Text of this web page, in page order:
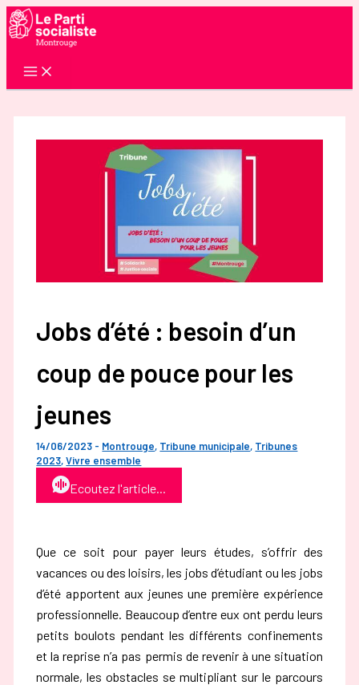
Aller
au
Jobs d’été : besoin d’un
coup de pouce pour les
jeunes
14/06/2023 - Montrouge, Tribune municipale, Tribunes
2023,Vivre ensemble
Ecoutez l'article...
Que ce soit pour payer leurs études, s’offrir des
vacances ou des loisirs, les jobs d’étudiant ou les jobs
d’été apportent aux jeunes une première expérience
professionnelle. Beaucoup d’entre eux ont perdu leurs
petits boulots pendant les différents confinements
et la reprise n’a pas permis de revenir à une situation
normale, les obstacles se multipliant sur le parcours